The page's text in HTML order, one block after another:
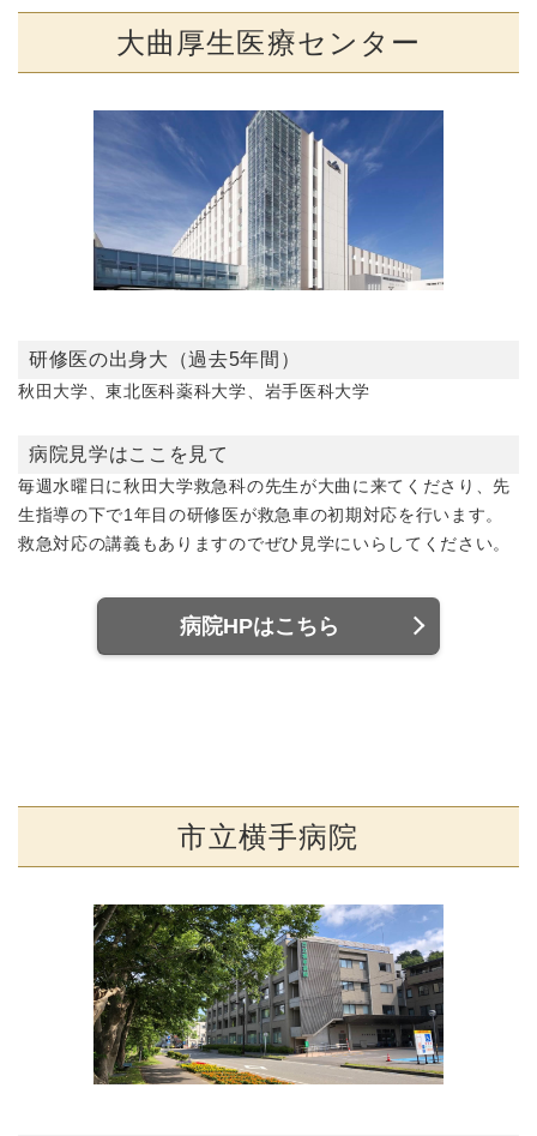
大曲厚生医療センター
研修医の出身大（過去5年間）
秋田大学、東北医科薬科大学、岩手医科大学
病院見学はここを見て
毎週水曜日に秋田大学救急科の先生が大曲に来てくださり、先
生指導の下で1年目の研修医が救急車の初期対応を行います。
救急対応の講義もありますのでぜひ見学にいらしてください。
病院HPはこちら
市立横手病院